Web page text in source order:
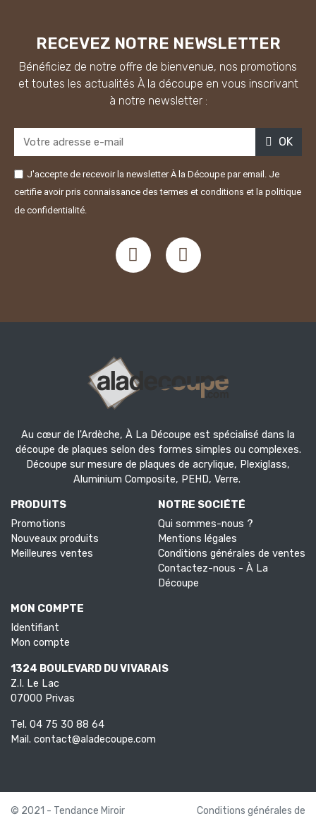
RECEVEZ NOTRE NEWSLETTER
Bénéficiez de notre offre de bienvenue, nos promotions
et toutes les actualités À la découpe en vous inscrivant
à notre newsletter :
OK
J'accepte de recevoir la newsletter À la Découpe par email. Je
certifie avoir pris connaissance des termes et conditions et la politique
de confidentialité.
Au cœur de l'Ardèche, À La Découpe est spécialisé dans la
découpe de plaques selon des formes simples ou complexes.
Découpe sur mesure de plaques de acrylique, Plexiglass,
Aluminium Composite, PEHD, Verre.
PRODUITS
Promotions
Nouveaux produits
Meilleures ventes
NOTRE SOCIÉTÉ
Qui sommes-nous ?
Mentions légales
Conditions générales de ventes
Contactez-nous - À La
Découpe
MON COMPTE
Identifiant
Mon compte
1324 BOULEVARD DU VIVARAIS
Z.I. Le Lac
07000 Privas
Tel. 04 75 30 88 64
Mail. contact@aladecoupe.com
© 2021 - Tendance Miroir
Conditions générales de